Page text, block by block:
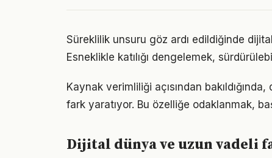
Süreklilik unsuru göz ardı edildiğinde
Esneklikle katılığı dengelemek,
Kaynak verimliliği açısından
fark yaratıyor. Bu özelliğe odaklanmak,
Dijital dünya ve uzun vadeli